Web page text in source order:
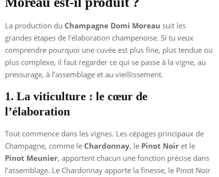
La production du Champagne Domi Moreau suit les
grandes étapes de l’élaboration champenoise. Si tu veux
comprendre pourquoi une cuvée est plus fine, plus tendue ou
plus complexe, il faut regarder ce qui se passe à la vigne, au
pressurage, à l’assemblage et au vieillissement.
1. La viticulture : le cœur de
l’élaboration
Tout commence dans les vignes. Les cépages principaux de
Champagne, comme le Chardonnay, le Pinot Noir et le
Pinot Meunier, apportent chacun une fonction précise dans
l’assemblage. Le Chardonnay apporte la finesse, le Pinot Noir